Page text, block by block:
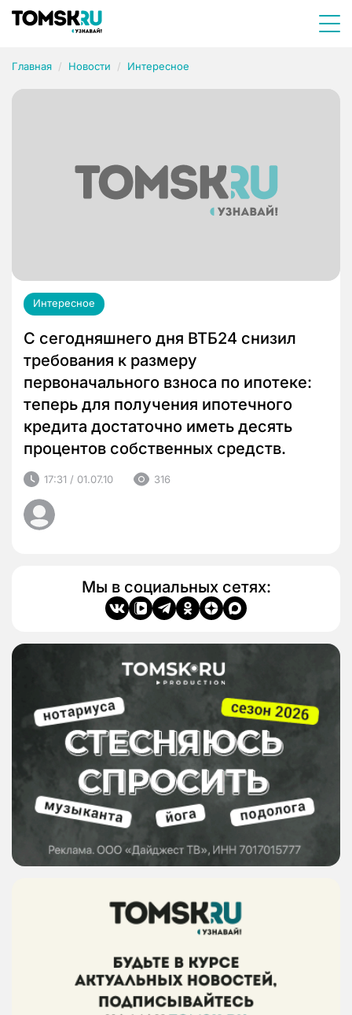
Главная Новости Интересное
Интересное
С сегодняшнего дня ВТБ24 снизил
требования к размеру
первоначального взноса по ипотеке:
теперь для получения ипотечного
кредита достаточно иметь десять
процентов собственных средств.
17:31 / 01.07.10 316
Мы в социальных сетях: